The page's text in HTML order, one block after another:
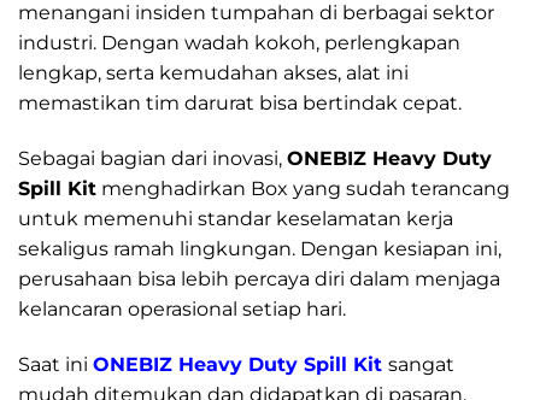
menangani insiden tumpahan di berbagai sektor
industri. Dengan wadah kokoh, perlengkapan
lengkap, serta kemudahan akses, alat ini
memastikan tim darurat bisa bertindak cepat.
Sebagai bagian dari inovasi, ONEBIZ Heavy Duty
Spill Kit menghadirkan Box yang sudah terancang
untuk memenuhi standar keselamatan kerja
sekaligus ramah lingkungan. Dengan kesiapan ini,
perusahaan bisa lebih percaya diri dalam menjaga
kelancaran operasional setiap hari.
Saat ini ONEBIZ Heavy Duty Spill Kit sangat
mudah ditemukan dan didapatkan di pasaran.